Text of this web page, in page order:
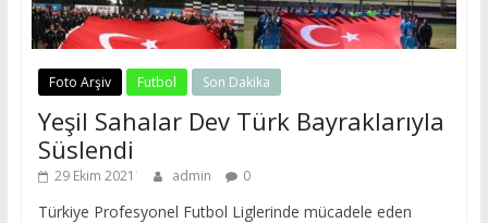
Foto Arşiv Futbol Son Dakika
Yeşil Sahalar Dev Türk Bayraklarıyla
Süslendi
29 Ekim 2021 admin 0
Türkiye Profesyonel Futbol Liglerinde mücadele eden